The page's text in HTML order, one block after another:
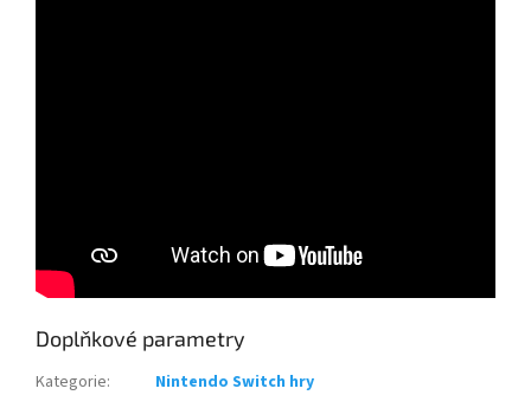
Doplňkové parametry
Kategorie:
Nintendo Switch hry